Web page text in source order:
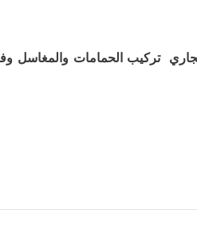
تركيب الحمامات والمغاسل